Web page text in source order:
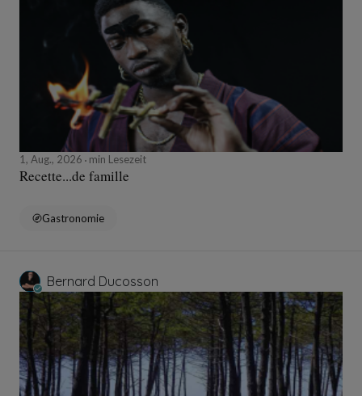
1, Aug., 2026 min Lesezeit
Recette...de famille
Gastronomie
Bernard Ducosson